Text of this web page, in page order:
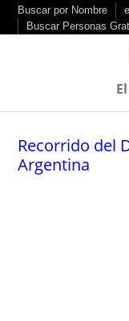
k
Buscar por Nombre
Buscar Personas
Recorrido del
Argentina